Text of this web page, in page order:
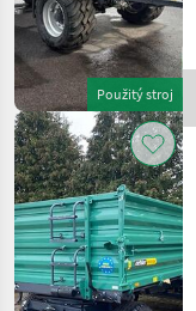
Použitý stroj